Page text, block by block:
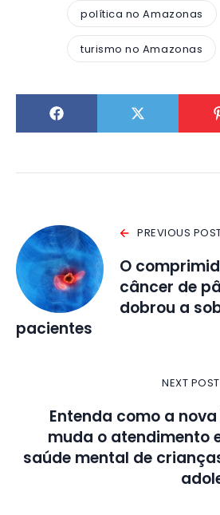
política no Amazonas
turismo no Amazonas
PREVIOUS
O
câncer de
dobrou a
pacientes
NEXT POST
Entenda como a nova
muda o atendimento
saúde mental de